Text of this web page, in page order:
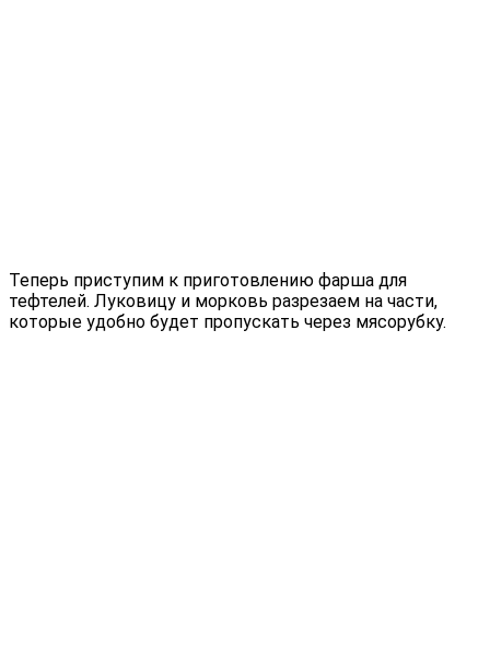
Теперь приступим к приготовлению фарша для
тефтелей. Луковицу и морковь разрезаем на части,
которые удобно будет пропускать через мясорубку.